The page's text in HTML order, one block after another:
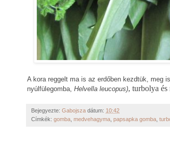
A kora reggelt ma is az erdőben kezdtük, meg
nyúlfülegomba, Helvella leucopus), turbolya
Bejegyezte: Gabojsza dátum: 10:42
Címkék: gomba medvehagyma papsapka gomba